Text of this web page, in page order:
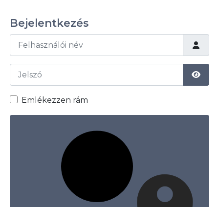
Bejelentkezés
Felhasználói név
Jelszó
Emlékezzen rám